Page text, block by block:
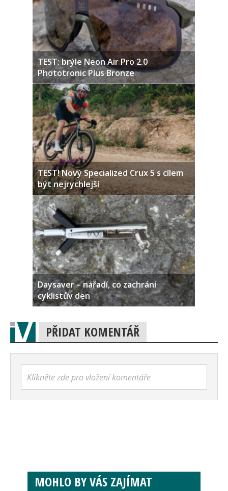
TEST: brýle Neon Air Pro 2.0
Phototronic Plus Bronze
TEST! Nový Specialized Crux 5 s cílem
být nejrychlejší
Daysaver – nářadí, co zachrání
cyklistův den
PŘIDAT KOMENTÁŘ
Klikněte zde pro vložení komentáře
MOHLO BY VÁS ZAJÍMAT